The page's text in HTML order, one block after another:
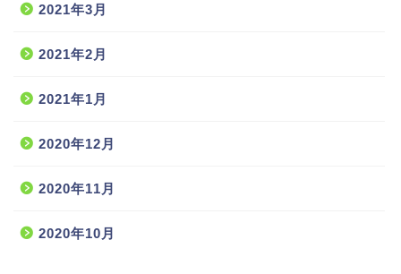
2021年3月
2021年2月
2021年1月
2020年12月
2020年11月
2020年10月